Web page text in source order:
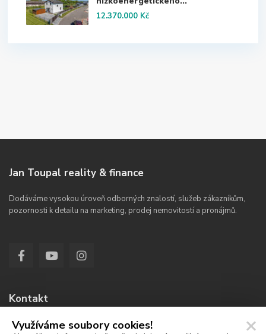
12.370.000 Kč
Jan Toupal reality & finance
Dodáváme vysokou úroveň odborných znalostí, služeb zákazníkům,
pozornosti k detailu na marketing, prodej nemovitostí a pronájmů.
Kontakt
Jana Koziny 336/4a, Hradec Králové 50003
Využíváme soubory cookies!